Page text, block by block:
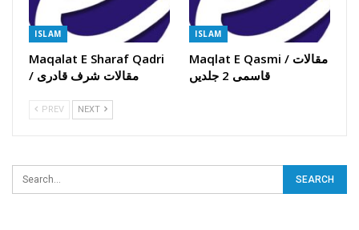
ISLAM
Maqalat E Sharaf Qadri
/ مقالات شرف قادری
ISLAM
Maqlat E Qasmi / مقالات
قاسمی 2 جلدیں
PREV NEXT